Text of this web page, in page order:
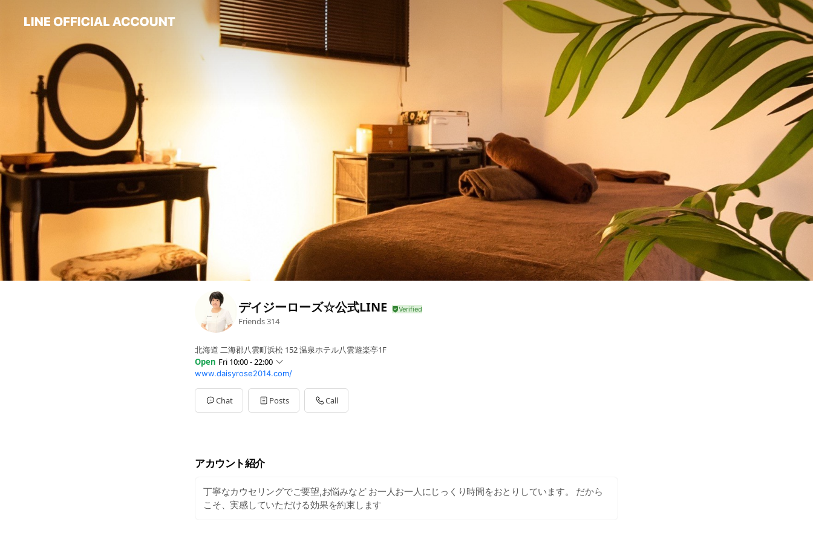
デイジーローズ☆公式LINE
Friends314
北海道 二海郡八雲町浜松 152 温泉ホテル八雲遊楽亭1F
Open Fri 10:00 - 22:00
MonClosed
Tue10:00 - 22:00
Wed10:00 - 22:00
Thu10:00 - 22:00
10:00～22：00（最終受付17:00)
www.daisyrose2014.com/
Chat Posts Call
アカウント紹介
丁寧なカウセリングでご要望,お悩みなど お一人お一人にじっくり時間をおとりしています。 だから
こそ、実感していただける効果を約束します